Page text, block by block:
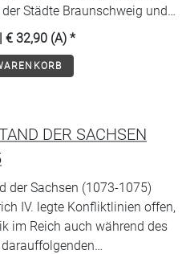
Städte Braunschweig und
€ 32,90 (A) *
DER SACHSEN
der Sachsen (1073-1075)
IV. legte Konfliktlinien offen,
im Reich auch während des